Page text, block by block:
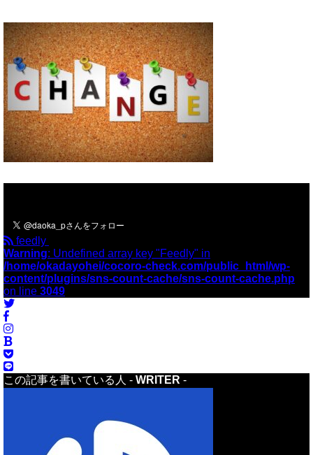
feedly
Warning: Undefined array key "Feedly" in
/home/okadayohei/cocoro-check.com/public_html/wp-
content/plugins/sns-count-cache/sns-count-cache.php
on line 3049
この記事を書いている人 - WRITER -